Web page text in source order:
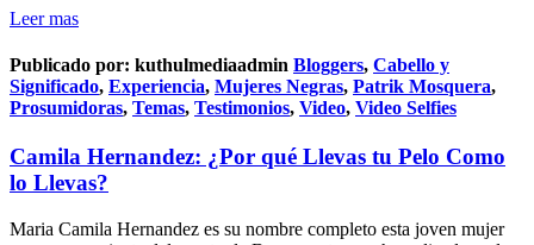
Leer mas
Publicado por: kuthulmediaadmin Bloggers, Cabello y
Significado, Experiencia, Mujeres Negras, Patrik Mosquera,
Prosumidoras, Temas, Testimonios, Video, Video Selfies
Camila Hernandez: ¿Por qué Llevas tu Pelo Como
lo Llevas?
Maria Camila Hernandez es su nombre completo esta joven mujer